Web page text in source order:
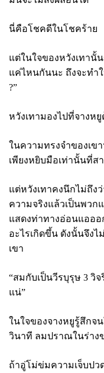
นี่คือโชคดีในโชคร้าย
แต่ในใจของหวังเทานั้
แค่ไหนกันนะ ถึงจะทำ
?”
หวังเทามองไปที่จางห
ในความทรงจำของเข
เพียงหยิบมือเท่านั้นที่ส
แต่หวังเทาคงนึกไม่ถึง
ความจริงแล้วเป็นพวก
แสดงท่าทางอ่อนแอออ
อะไรเกิดขึ้น ดังนั้นจึง
เขา
“สมกับเป็นวีรบุรุษ 3 วิ
แน่”
ในใจของจางหยูรู้สึกจ
วินาที ลมปราณในร่าง
ถ้าอู่โม่ข่มความเจ็บปว